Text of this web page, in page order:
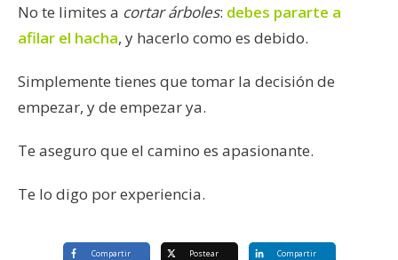
No te limites a cortar árboles: debes pararte a
afilar el hacha, y hacerlo como es debido.
Simplemente tienes que tomar la decisión de
empezar, y de empezar ya.
Te aseguro que el camino es apasionante.
Te lo digo por experiencia.
Compartir Postear Compartir